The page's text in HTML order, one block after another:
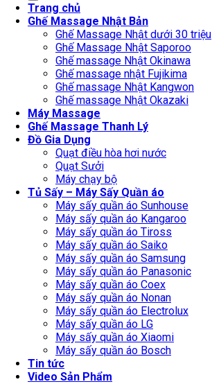
Trang chủ
Ghế Massage Nhật Bản
Ghế Massage Nhật dưới 30 triệu
Ghế Massage Nhật Saporoo
Ghế massage Nhật Okinawa
Ghế massage nhật Fujikima
Ghế massage Nhật Kangwon
Ghế massage Nhật Okazaki
Máy Massage
Ghế Massage Thanh Lý
Đồ Gia Dụng
Quạt điều hòa hơi nước
Quạt Sưởi
Máy chạy bộ
Tủ Sấy – Máy Sấy Quần áo
Máy sấy quần áo Sunhouse
Máy sấy quần áo Kangaroo
Máy sấy quần áo Tiross
Máy sấy quần áo Saiko
Máy sấy quần áo Samsung
Máy sấy quần áo Panasonic
Máy sấy quần áo Coex
Máy sấy quần áo Nonan
Máy sấy quần áo Electrolux
Máy sấy quần áo LG
Máy sấy quần áo Xiaomi
Máy sấy quần áo Bosch
Tin tức
Video Sản Phẩm